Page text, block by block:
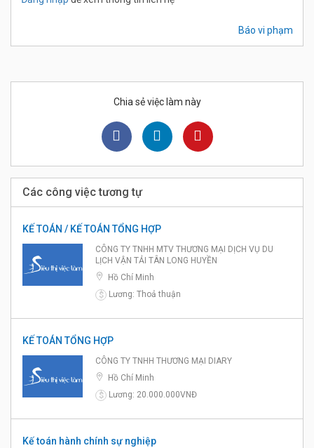
Báo vi phạm
Chia sẻ việc làm này
Các công việc tương tự
KẾ TOÁN / KẾ TOÁN TỔNG HỢP
CÔNG TY TNHH MTV THƯƠNG MẠI DỊCH VỤ DU
LỊCH VẬN TẢI TÂN LONG HUYỀN
Hồ Chí Minh
$
Lương: Thoả thuận
KẾ TOÁN TỔNG HỢP
CÔNG TY TNHH THƯƠNG MẠI DIARY
Hồ Chí Minh
$
Lương: 20.000.000VNĐ
Kế toán hành chính sự nghiệp